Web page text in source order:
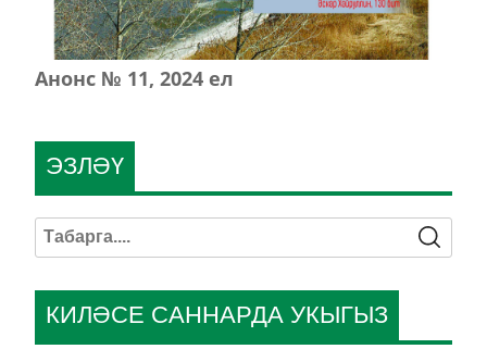
Анонс № 11, 2024 ел
КИЛӘСЕ САННАРДА УКЫГЫЗ
ЭЗЛӘҮ